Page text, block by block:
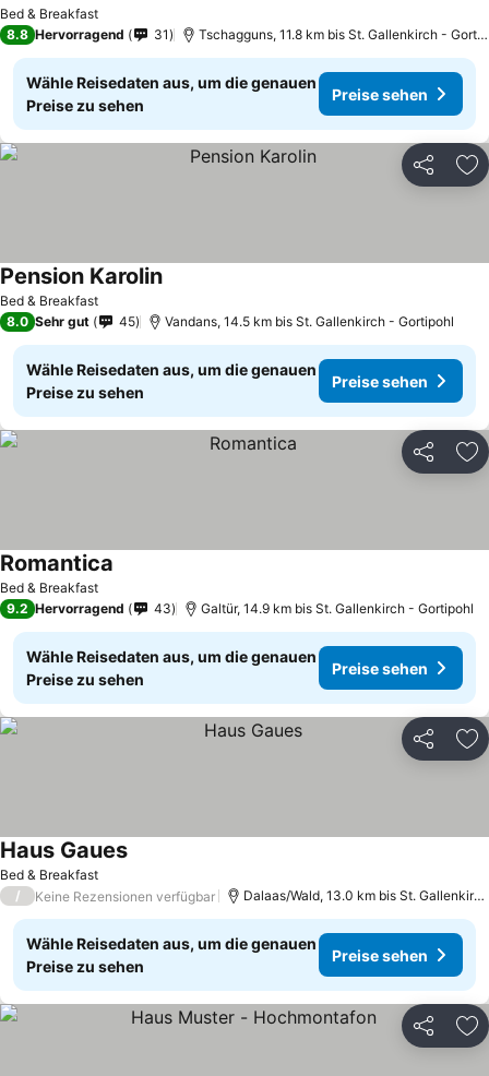
Bed & Breakfast
8.8 Hervorragend 31 Tschagguns, 11.8 km bis St. Gallenkirch - Gortipohl
Wähle Reisedaten aus, um die genauen
Preise zu sehen
Preise sehen
Teilen
Bed & Breakfast
Pension Karolin
8.0 Sehr gut 45 Vandans, 14.5 km bis St. Gallenkirch - Gortipohl
Wähle Reisedaten aus, um die genauen
Preise zu sehen
Preise sehen
Teilen
Bed & Breakfast
Romantica
9.2 Hervorragend 43 Galtür, 14.9 km bis St. Gallenkirch - Gortipohl
Wähle Reisedaten aus, um die genauen
Preise zu sehen
Preise sehen
Teilen
Bed & Breakfast
Haus Gaues
/ Keine Rezensionen verfügbar Dalaas/Wald, 13.0 km bis St. Gallenkirch - Gortipohl
Wähle Reisedaten aus, um die genauen
Preise zu sehen
Preise sehen
Teilen